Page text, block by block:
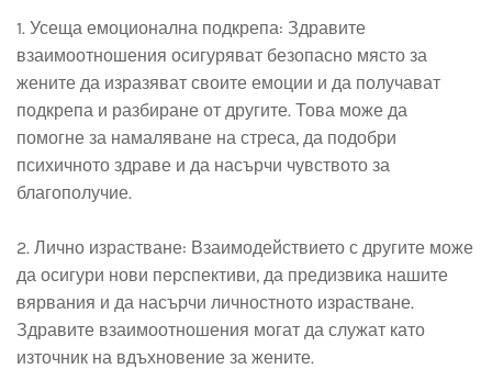
1. Усеща емоционална подкрепа: Здравите
взаимоотношения осигуряват безопасно място за
жените да изразяват своите емоции и да получават
подкрепа и разбиране от другите. Това може да
помогне за намаляване на стреса, да подобри
психичното здраве и да насърчи чувството за
благополучие.
2. Лично израстване: Взаимодействието с другите може
да осигури нови перспективи, да предизвика нашите
вярвания и да насърчи личностното израстване.
Здравите взаимоотношения могат да служат като
източник на вдъхновение за жените.